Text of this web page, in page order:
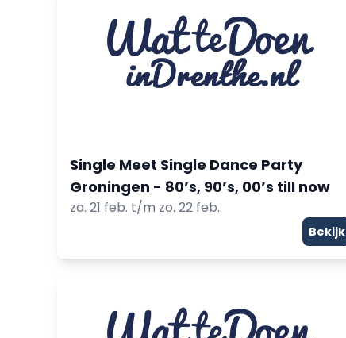
Single Meet Single Dance Party
Groningen - 80’s, 90’s, 00’s till now
za. 21 feb. t/m zo. 22 feb.
Bekijk